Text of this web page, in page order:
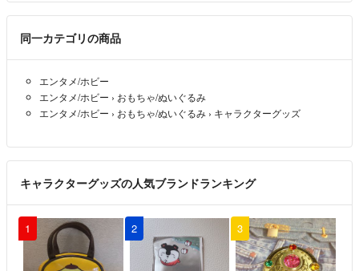
同一カテゴリの商品
エンタメ/ホビー
エンタメ/ホビー › おもちゃ/ぬいぐるみ
エンタメ/ホビー › おもちゃ/ぬいぐるみ › キャラクターグッズ
キャラクターグッズの人気ブランドランキング
1 2 3